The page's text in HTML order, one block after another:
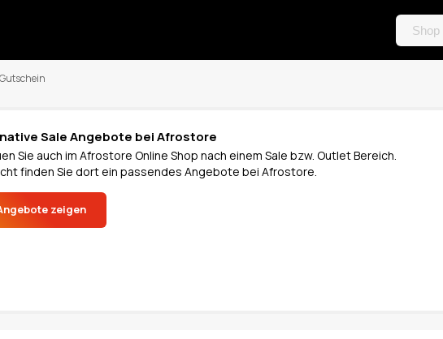
Sale Angebote bei Afrostore
Sie auch im Afrostore Online Shop nach einem Sale bzw. Outlet Bereich.
finden Sie dort ein passendes Angebote bei Afrostore.
zeigen